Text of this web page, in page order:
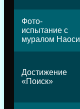
Фото-
испытание с
муралом Наоси
Достижение
«Поиск»